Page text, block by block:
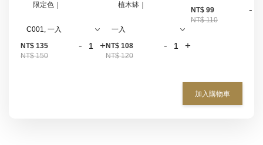
限定色｜
NT$ 135
NT$ 150
- +
植木缽｜
NT$ 108
NT$ 120
- +
NT$ 99
NT$ 110
-
加入購物車